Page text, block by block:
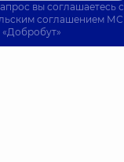
вы соглашаетесь с
соглашением МС
«Добробут»